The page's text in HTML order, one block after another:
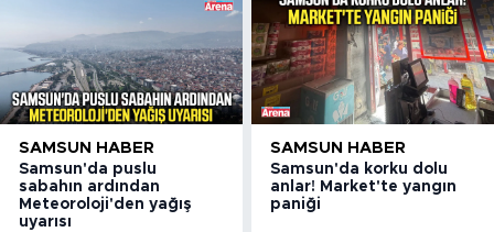
SAMSUN HABER
Samsun'da puslu
sabahın ardından
Meteoroloji'den yağış
uyarısı
SAMSUN HABER
Samsun'da korku dolu
anlar! Market'te yangın
paniği